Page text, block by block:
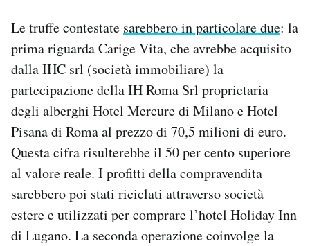
Le truffe contestate sarebbero in particolare due: la
prima riguarda Carige Vita, che avrebbe acquisito
dalla IHC srl (società immobiliare) la
partecipazione della IH Roma Srl proprietaria
degli alberghi Hotel Mercure di Milano e Hotel
Pisana di Roma al prezzo di 70,5 milioni di euro.
Questa cifra risulterebbe il 50 per cento superiore
al valore reale. I profitti della compravendita
sarebbero poi stati riciclati attraverso società
estere e utilizzati per comprare l’hotel Holiday Inn
di Lugano. La seconda operazione coinvolge la